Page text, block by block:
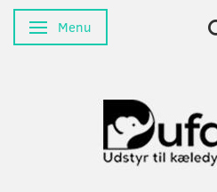
Skifte navigation
Menu